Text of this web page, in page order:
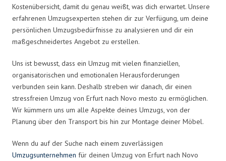
Kostenübersicht, damit du genau weißt, was dich erwartet. Unsere
erfahrenen Umzugsexperten stehen dir zur Verfügung, um deine
persönlichen Umzugsbedürfnisse zu analysieren und dir ein
maßgeschneidertes Angebot zu erstellen.
Uns ist bewusst, dass ein Umzug mit vielen finanziellen,
organisatorischen und emotionalen Herausforderungen
verbunden sein kann. Deshalb streben wir danach, dir einen
stressfreien Umzug von Erfurt nach Novo mesto zu ermöglichen.
Wir kümmern uns um alle Aspekte deines Umzugs, von der
Planung über den Transport bis hin zur Montage deiner Möbel.
Wenn du auf der Suche nach einem zuverlässigen
Umzugsunternehmen für deinen Umzug von Erfurt nach Novo